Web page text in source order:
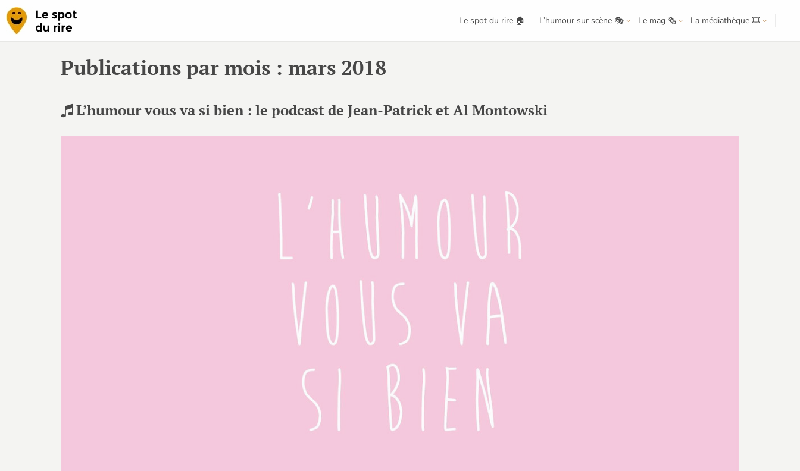
Le spot du rire 🏠 L’humour sur scène 🎭 Le mag 🗞️ La médiathèque 🎞️
Publications par mois : mars 2018
L’humour vous va si bien : le podcast de Jean-Patrick et Al Montowski